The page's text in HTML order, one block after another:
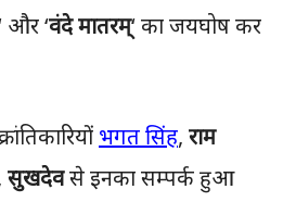
और ‘वंदे मातरम्‘ का जयघोष कर
भगत सिंह, राम
सुखदेवसे इनका सम्पर्क हुआ